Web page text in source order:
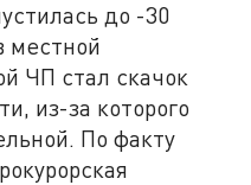
до -30
местной
ЧП стал скачок
из-за которого
По факту